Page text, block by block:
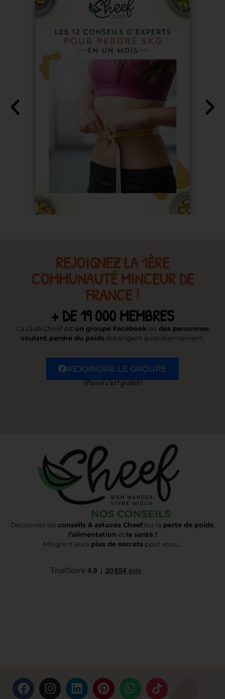
REJOIGNEZ LA 1ÈRE
COMMUNAUTÉ MINCEUR DE
FRANCE !
+ DE 19 000 MEMBRES
La Club Cheef est un groupe Facebook où des personnes
voulant perdre du poids échangent quotidiennement.
REJOINDRE LE GROUPE
(Psssst c’est gratuit)
Découvrez lesconseils & astuces Cheefsur la perte de poids,
l’alimentation et la santé !
Maigrir n’aura plus de secretspour vous….